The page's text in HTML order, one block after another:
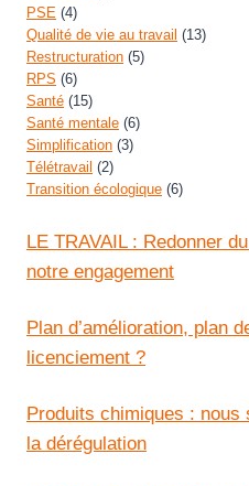
PSE (4)
Qualité de vie au travail (13)
Restructuration (5)
RPS (6)
Santé (15)
Santé mentale (6)
Simplification (3)
Télétravail (2)
Transition écologique (6)
LE TRAVAIL : Redonner
notre engagement
Plan d’amélioration, plan
licenciement ?
Produits chimiques :
la dérégulation